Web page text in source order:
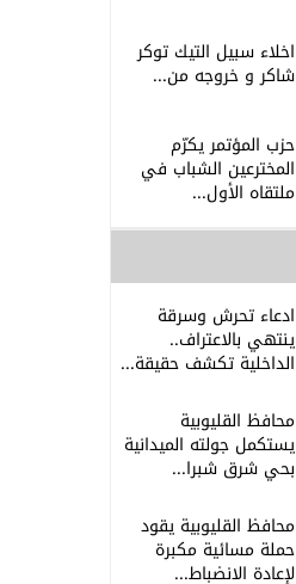
اخلاء سبيل التيك توكر
شاكر و خروجه من...
حزب المؤتمر يكرّم
المخترعين الشباب في
ملتقاه الأول...
ادعاء تحرش وسرقة
ينتهي بالاعتراف..
الداخلية تكشف حقيقة...
محافظ القليوبية
يستكمل جولته الميدانية
بحي شرق شبرا...
محافظ القليوبية يقود
حملة مسائية مكبرة
لإعادة الانضباط...